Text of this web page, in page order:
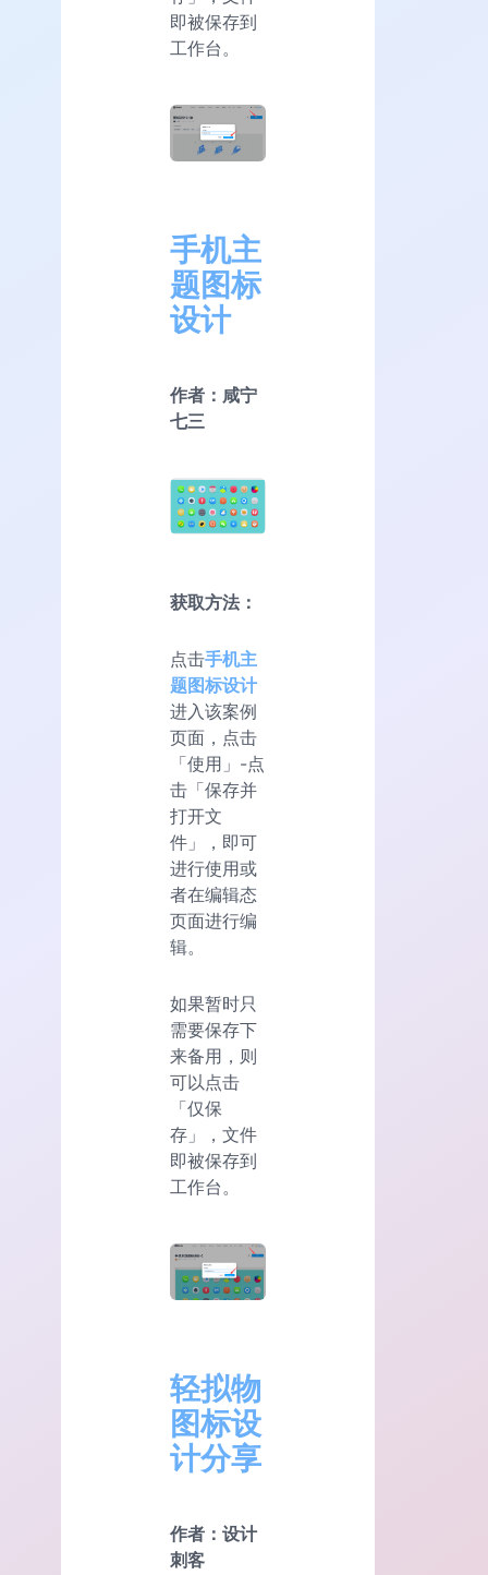
即被保存到
工作台。
手机主
题图标
设计
作者：咸宁
七三
获取方法：
点击手机主
题图标设计
进入该案例
页面，点击
「使用」-点
击「保存并
打开文
件」，即可
进行使用或
者在编辑态
页面进行编
辑。
如果暂时只
需要保存下
来备用，则
可以点击
「仅保
存」，文件
即被保存到
工作台。
轻拟物
图标设
计分享
作者：设计
刺客